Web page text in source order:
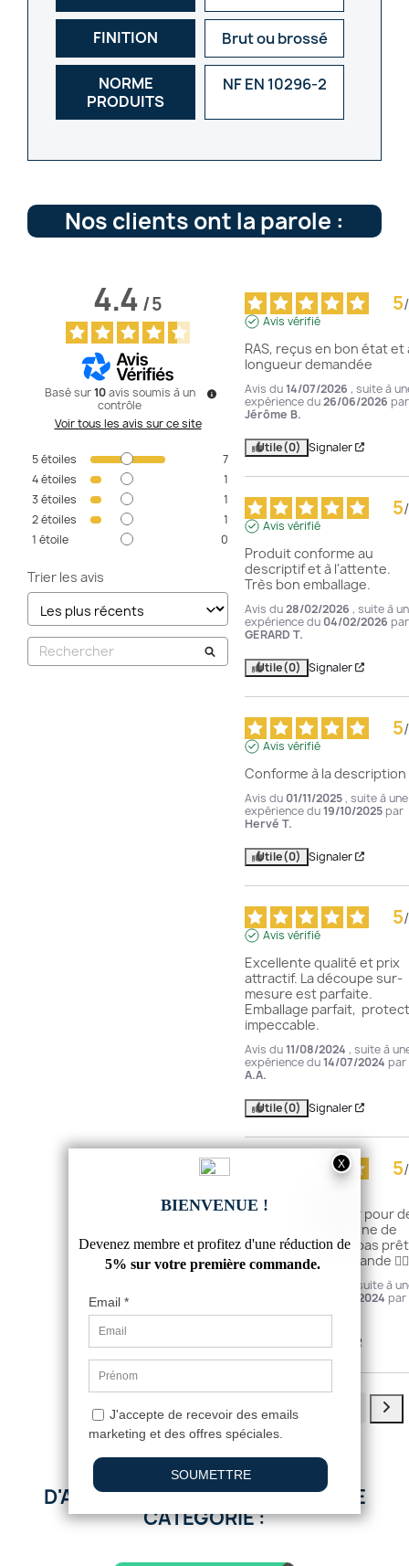
FINITION Brut ou brossé
NORME
PRODUITS
NF EN 10296-2
Nos clients ont la parole :
4.4/5
Basé sur10 avis soumis à un
contrôle
Voir tous les avis sur ce site
5étoiles
7
4étoiles
1
3 étoiles
1
2étoiles
1
1 étoile 0
Trier les avis
5/
Avis vérifié
RAS, reçus en bon état et
longueur demandée
Avis du14/07/2026 , suite à
expérience du26/06/2026 par
Jérôme B.
Utile(0) Signaler
5/
Avis vérifié
Produit conforme au
descriptif et à l'attente.
Très bon emballage.
Avis du28/02/2026 , suite à
expérience du 04/02/2026 par
GERARD T.
Utile(0) Signaler
5/
Avis vérifié
Conforme à la description
Avis du 01/11/2025, suite à une
expérience du19/10/2025 par
Hervé T.
Utile(0) Signaler
5/
Avis vérifié
Excellente qualité et prix
attractif. La découpe sur-
mesure est parfaite.
Emballage parfait,
impeccable.
Avis du11/08/2024 , suite à
expérience du14/07/2024 par
A.A.
Utile(0) Signaler
5/
Impeccable utiliser pour
tringle pour crémone de
porte camion ses pas
bouger je recommande 👍🏼
, suite à
19/03/2024 par
Utile(1) Signaler
D'AUTRES PRODUITS DANS CETTE
CATÉGORIE :